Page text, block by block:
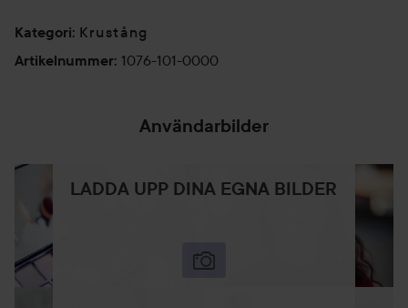
klämmer håret. Låt verka under några sekunder. Tiden för
verkningen beror på hårtyp.
Kategori: Krustång
Artikelnummer: 1076-101-0000
Användarbilder
LADDA UPP DINA EGNA BILDER